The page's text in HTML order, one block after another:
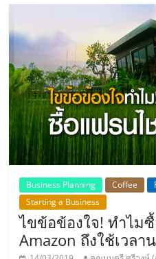
แฟ
รน
ไชส์
แฟ
รน
ไชส์
Business Planning Coffee
Starting a Business
ไขข้อข้องใจ! ทำไม
Amazon ถึงใช้เวลา